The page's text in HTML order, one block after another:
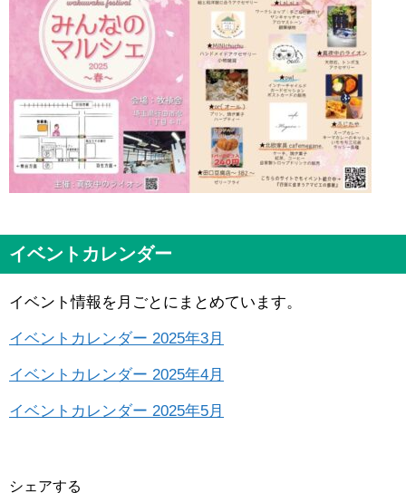
イベントカレンダー
イベント情報を月ごとにまとめています。
イベントカレンダー 2025年3月
イベントカレンダー 2025年4月
イベントカレンダー 2025年5月
シェアする